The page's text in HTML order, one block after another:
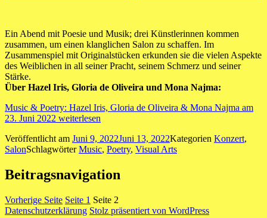
Ein Abend mit Poesie und Musik; drei Künstlerinnen kommen
zusammen, um einen klanglichen Salon zu schaffen. Im
Zusammenspiel mit Originalstücken erkunden sie die vielen Aspekte
des Weiblichen in all seiner Pracht, seinem Schmerz und seiner
Stärke.
Über Hazel Iris, Gloria de Oliveira und Mona Najma:
Music & Poetry: Hazel Iris, Gloria de Oliveira & Mona Najma am
23. Juni 2022 weiterlesen
Veröffentlicht am Juni 9, 2022Juni 13, 2022Kategorien Konzert,
SalonSchlagwörterMusic, Poetry, Visual Arts
Beitragsnavigation
Vorherige Seite Seite 1 Seite 2
Datenschutzerklärung Stolz präsentiert von WordPress